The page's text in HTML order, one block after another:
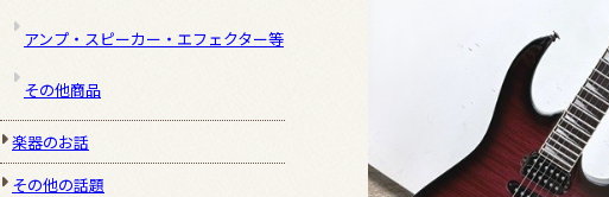
アンプ・スピーカー・エフェクター等
その他商品
楽器のお話
その他の話題